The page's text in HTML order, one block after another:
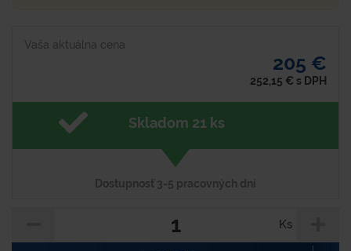
Vaša aktuálna cena
205 €
252,15 € s DPH
Skladom 21 ks
Dostupnosť 3-5 pracovných dní
Ks